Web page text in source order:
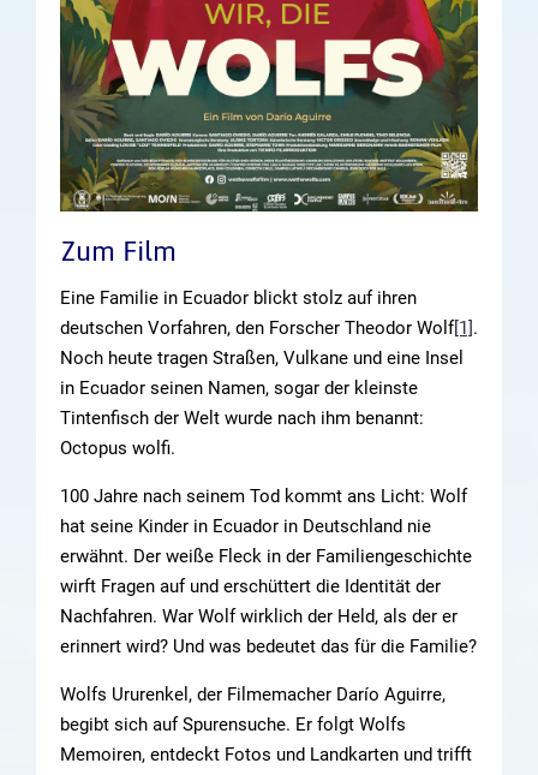
Zum Film
Eine Familie in Ecuador blickt stolz auf ihren
deutschen Vorfahren, den Forscher Theodor Wolf [1] .
Noch heute tragen Straßen, Vulkane und eine Insel
in Ecuador seinen Namen, sogar der kleinste
Tintenfisch der Welt wurde nach ihm benannt:
Octopus wolfi.
100 Jahre nach seinem Tod kommt ans Licht: Wolf
hat seine Kinder in Ecuador in Deutschland nie
erwähnt. Der weiße Fleck in der Familiengeschichte
wirft Fragen auf und erschüttert die Identität der
Nachfahren. War Wolf wirklich der Held, als der er
erinnert wird? Und was bedeutet das für die Familie?
Wolfs Ururenkel, der Filmemacher Darío Aguirre,
begibt sich auf Spurensuche. Er folgt Wolfs
Memoiren, entdeckt Fotos und Landkarten und trifft